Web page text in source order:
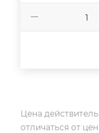
Цена
отличаться от